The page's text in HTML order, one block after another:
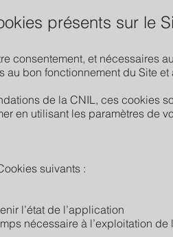
présents sur le
consentement, et nécessaires
au bon fonctionnement du Site
de la CNIL, ces cookies
en utilisant les paramètres de
suivants :
l’état de l’application
nécessaire à l’exploitation de